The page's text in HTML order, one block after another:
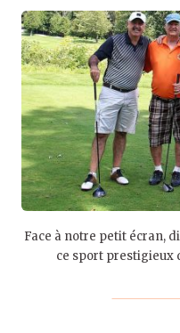
Face à notre petit écran,
ce sport prestigieux